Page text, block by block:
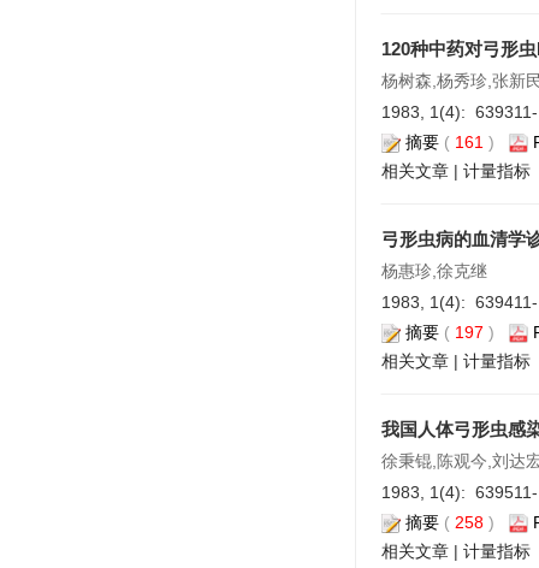
120种中药对弓形
杨树森,杨秀珍,张新
1983, 1(4):
摘要 ( 161 )
相关文章 | 计量指标
弓形虫病的血清学
杨惠珍,徐克继
1983, 1(4):
摘要 ( 197 )
相关文章 | 计量指标
我国人体弓形虫感
徐秉锟,陈观今,刘达
1983, 1(4):
摘要 ( 258 )
相关文章 | 计量指标